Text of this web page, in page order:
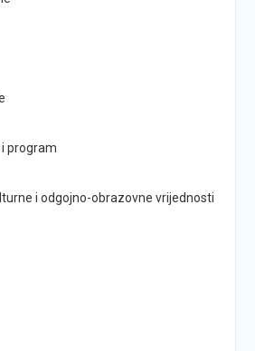
program
i odgojno-obrazovne vrijednosti